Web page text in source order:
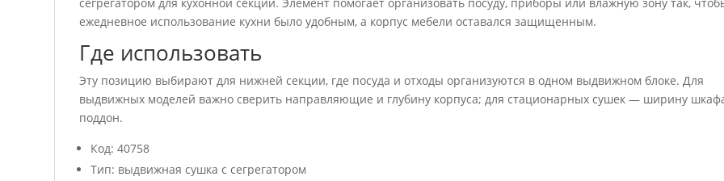
ежедневное использование кухни было удобным, а корпус мебели оставался защищенным.
Где использовать
Эту позицию выбирают для нижней секции, где посуда и отходы организуются в одном выдвижном блоке. Для
выдвижных моделей важно сверить направляющие и глубину корпуса; для стационарных сушек — ширину
поддон.
Код: 40758
Тип: выдвижная сушка с сегрегатором